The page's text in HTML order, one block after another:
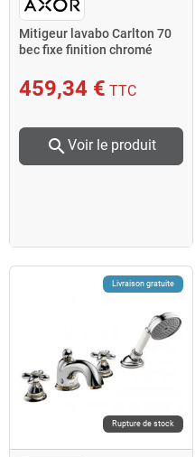
Mitigeur lavabo Carlton 70
bec fixe finition chromé
459,34 € TTC
search Voir le produit
Livraison gratuite
Rupture de stock